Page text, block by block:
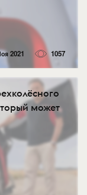
2021 1057
может